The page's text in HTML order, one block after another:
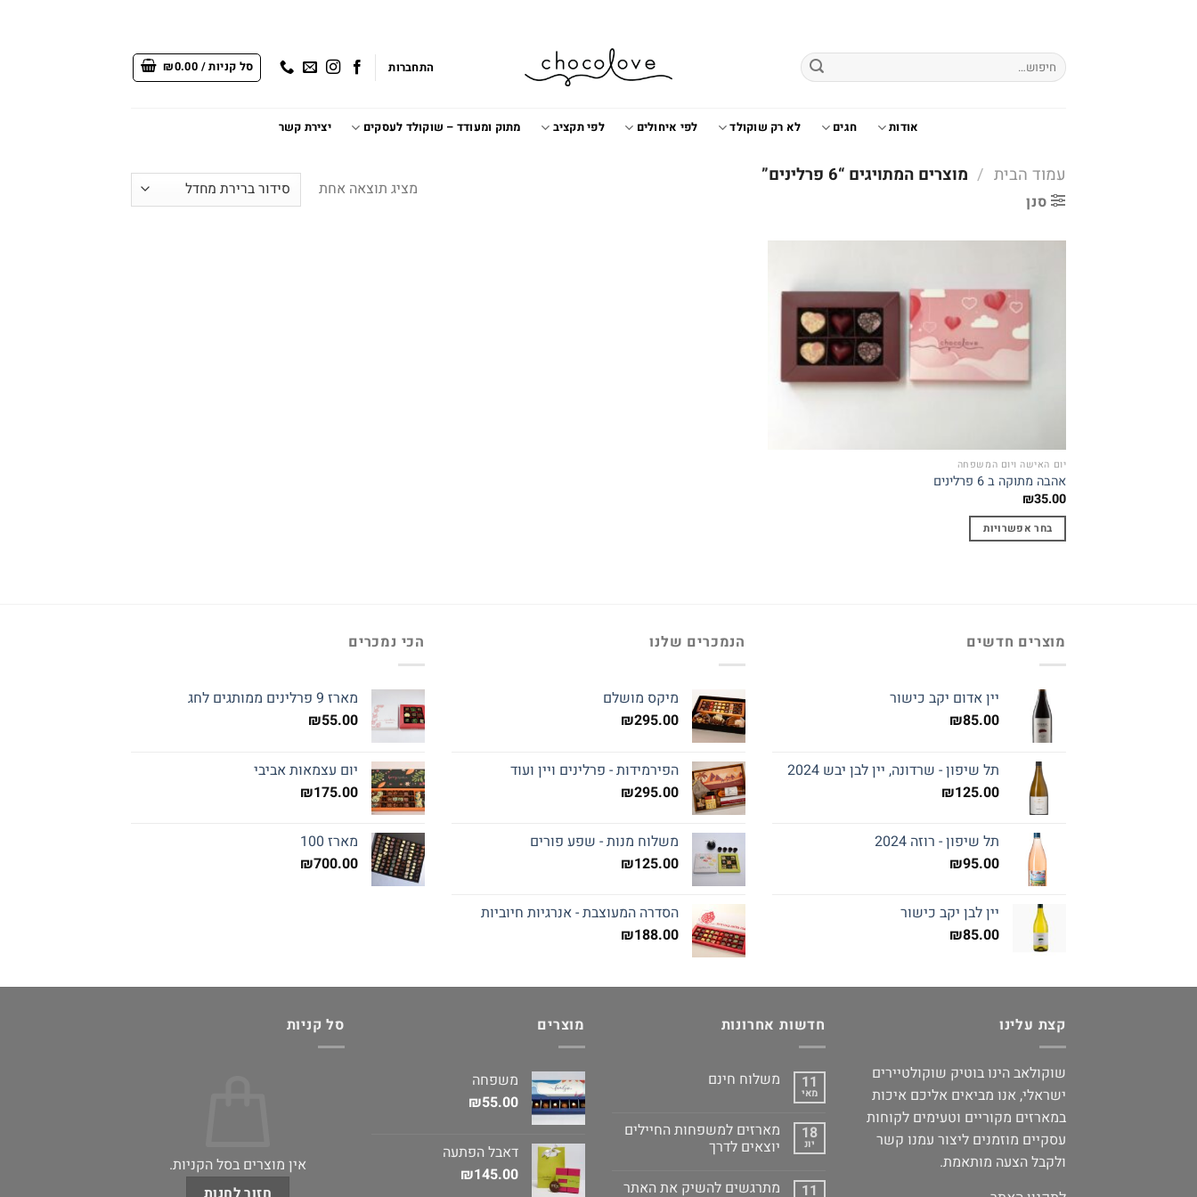
חיפוש
עבור:
התחברות סל קניות / ₪0.00
אודות חגים לא רק שוקולד לפי איחולים לפי תקציב מתוק ומעודד – שוקולד לעסקים יצירת קשר
עמוד הבית / מוצרים המתויגים “6 פרלינים”
סנן
מציג תוצאה אחת
Add to
יום האישה ויום המשפחה
אהבה מתוקה ב 6 פרלינים
₪35.00
בחר אפשרויות
סוגים.
האפשרויות
בעמוד
מוצרים חדשים
יין אדום יקב כישור
₪85.00
תל שיפון - שרדונה, יין לבן יבש 2024
₪125.00
תל שיפון - רוזה 2024
₪95.00
יין לבן יקב כישור
₪85.00
הנמכרים שלנו
מיקס מושלם
₪295.00
הפירמידות - פרלינים ויין ועוד
₪295.00
משלוח מנות - שפע פורים
₪125.00
הסדרה המעוצבת - אנרגיות חיוביות
₪188.00
הכי נמכרים
מארז 9 פרלינים ממותגים לחג
₪55.00
יום עצמאות אביבי
₪175.00
מארז 100
₪700.00
קצת עלינו
שוקולאב הינו בוטיק שוקולטיירים
ישראלי, אנו מביאים אליכם איכות
במארזים מקוריים וטעימים לקוחות
עסקיים מוזמנים ליצור עמנו קשר
ולקבל הצעה מותאמת.
חדשות אחרונות
11
מאי
משלוח חינם
18
יונ
מארזים למשפחות החיילים
יוצאים לדרך
11 מתרגשים להשיק את האתר
מוצרים
משפחה
₪55.00
דאבל הפתעה
₪145.00
סל קניות
אין מוצרים בסל הקניות.